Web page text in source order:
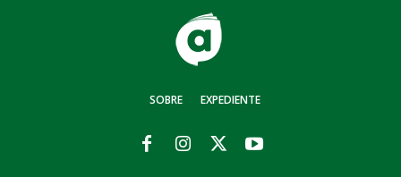
SOBRE EXPEDIENTE